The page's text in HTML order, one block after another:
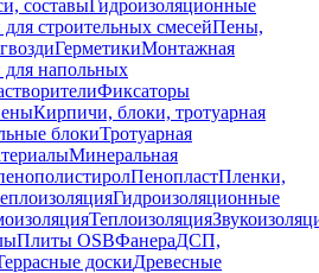
составыГидроизоляционные
строительных смесейПены,
ГерметикиМонтажная
для напольных
Фиксаторы
Кирпичи, блоки, тротуарная
блокиТротуарная
Минеральная
ПенопластПленки,
Гидроизоляционные
Теплоизоляция
Плиты OSBФанераДСП,
доскиДревесные